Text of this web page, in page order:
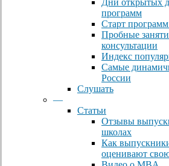
Дни открытых
программ
Старт программ
Пробные
консультации
Индекс
Самые
России
Слушать
—
Статьи
Отзывы
школах
Как
оценивают